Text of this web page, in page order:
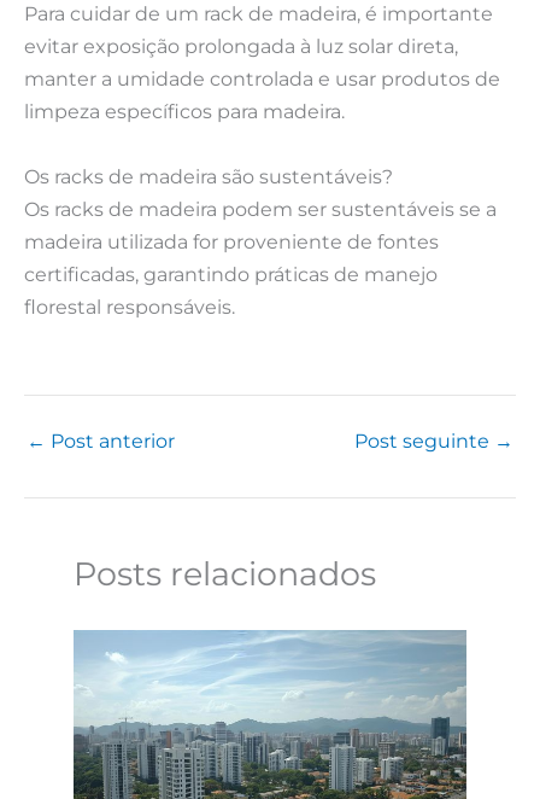
Para cuidar de um rack de madeira, é importante
evitar exposição prolongada à luz solar direta,
manter a umidade controlada e usar produtos de
limpeza específicos para madeira.
Os racks de madeira são sustentáveis?
Os racks de madeira podem ser sustentáveis se a
madeira utilizada for proveniente de fontes
certificadas, garantindo práticas de manejo
florestal responsáveis.
← Post anterior Post seguinte →
Posts relacionados